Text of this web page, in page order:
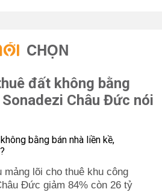
CHỌN
đất không bằng
Châu Đức nói
mảng lõi cho thuê khu công
Đức giảm 84% còn 26 tỷ